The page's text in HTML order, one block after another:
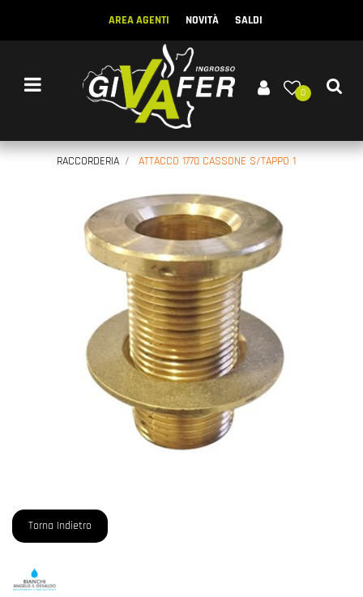
AREA AGENTI NOVITÀ SALDI
Open menu
0
RACCORDERIA ATTACCO 1770 CASSONE S/TAPPO 1
Torna Indietro